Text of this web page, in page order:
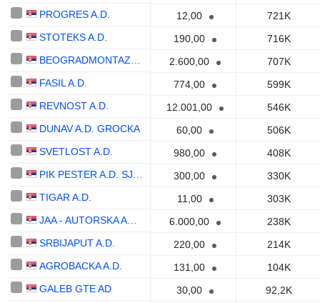
PROGRES A.D.
12,00
721K
STOTEKS A.D.
190,00
716K
2.600,00
707K
FASIL A.D.
774,00
599K
REVNOST A.D.
12.001,00
546K
DUNAV A.D. GROCKA
60,00
506K
SVETLOST A.D.
980,00
408K
300,00
330K
TIGAR A.D.
11,00
303K
6.000,00
238K
SRBIJAPUT A.D.
220,00
214K
AGROBACKA A.D.
131,00
104K
GALEB GTE AD
30,00
92,2K